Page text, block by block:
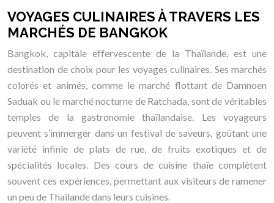
VOYAGES CULINAIRES À TRAVERS LES
MARCHÉS DE BANGKOK
Bangkok, capitale effervescente de la Thaïlande, est une
destination de choix pour les voyages culinaires. Ses marchés
colorés et animés, comme le marché flottant de Damnoen
Saduak ou le marché nocturne de Ratchada, sont de véritables
temples de la gastronomie thaïlandaise. Les voyageurs
peuvent s’immerger dans un festival de saveurs, goûtant une
variété infinie de plats de rue, de fruits exotiques et de
spécialités locales. Des cours de cuisine thaïe complètent
souvent ces expériences, permettant aux visiteurs de ramener
un peu de Thaïlande dans leurs cuisines.